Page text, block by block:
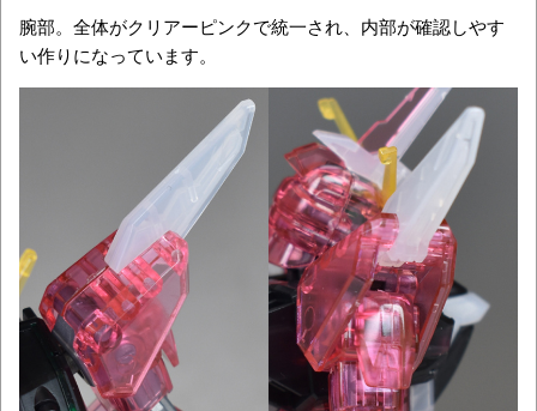
腕部。全体がクリアーピンクで統一され、内部が確認しやす
い作りになっています。